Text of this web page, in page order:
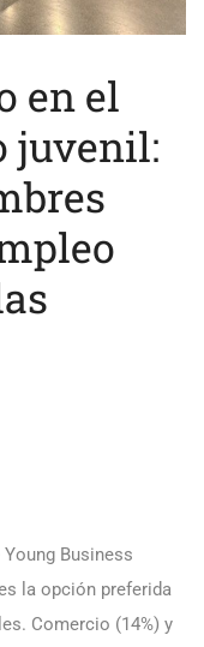
en el
juvenil:
Business
la opción preferida
Comercio (14%) y